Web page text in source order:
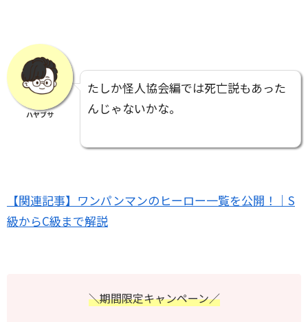
ハヤブサ
たしか怪人協会編では死亡説もあった
んじゃないかな。
【関連記事】ワンパンマンのヒーロー一覧を公開！｜S
級からC級まで解説
＼期間限定キャンペーン／